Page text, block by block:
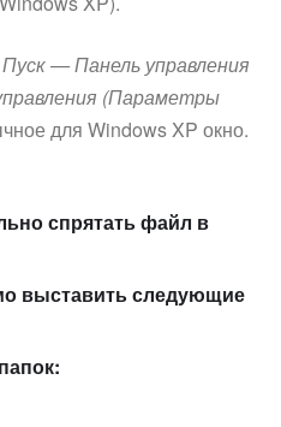
Пуск — Панель управления
(Параметры
для Windows XP окно.
спрятать файл в
выставить следующие